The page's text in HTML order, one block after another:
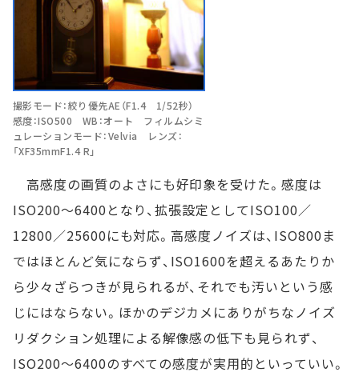
撮影モード：絞り優先AE（F1.4 1/52秒）
感度：ISO500 WB：オート フィルムシミ
ュレーションモード：Velvia レンズ：
「XF35mmF1.4 R」
高感度の画質のよさにも好印象を受けた。感度は
ISO200～6400となり、拡張設定としてISO100／
12800／25600にも対応。高感度ノイズは、ISO800ま
ではほとんど気にならず、ISO1600を超えるあたりか
ら少々ざらつきが見られるが、それでも汚いという感
じにはならない。ほかのデジカメにありがちなノイズ
リダクション処理による解像感の低下も見られず、
ISO200～6400のすべての感度が実用的といっていい。